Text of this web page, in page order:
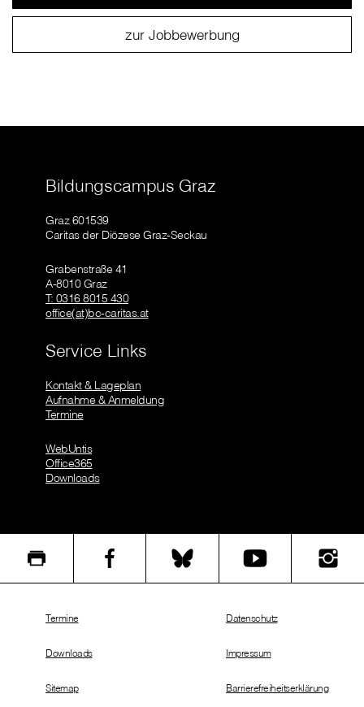
zur Jobbewerbung
Bildungscampus Graz
Graz 601539
Caritas der Diözese Graz-Seckau
Grabenstraße 41
A-8010 Graz
T: 0316 8015 430
office(at)bc-caritas.at
Service Links
Kontakt & Lageplan
Aufnahme & Anmeldung
Termine
WebUntis
Office365
Downloads
Termine
Downloads
Sitemap
Datenschutz
Impressum
Barrierefreiheitserklärung